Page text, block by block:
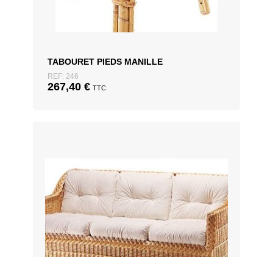
TABOURET PIEDS MANILLE
REF: 246
267,40 € TTC